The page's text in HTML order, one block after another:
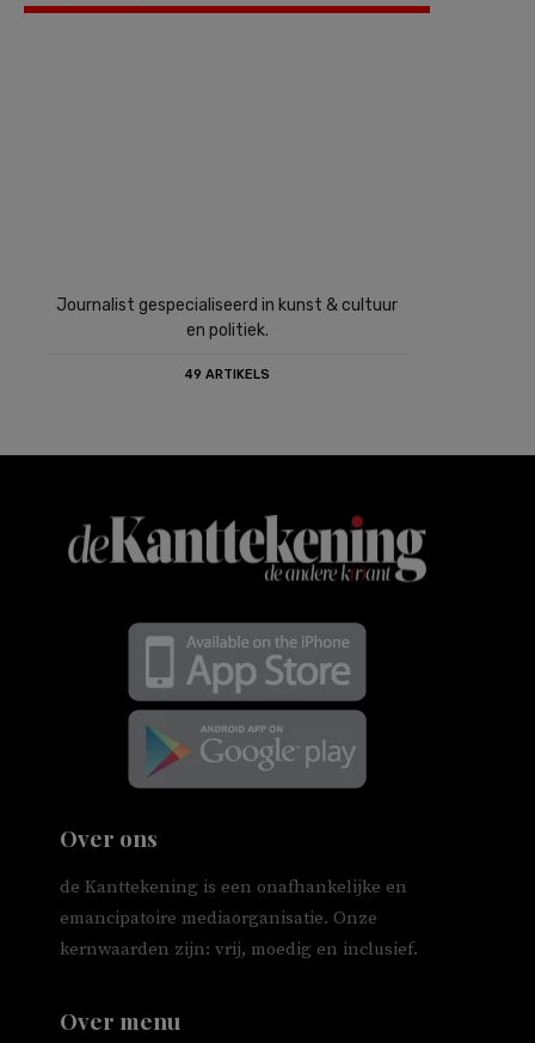
Journalist gespecialiseerd in kunst & cultuur
en politiek.
49 ARTIKELS
Over ons
de Kanttekening is een onafhankelijke en
emancipatoire mediaorganisatie. Onze
kernwaarden zijn: vrij, moedig en inclusief.
Over menu